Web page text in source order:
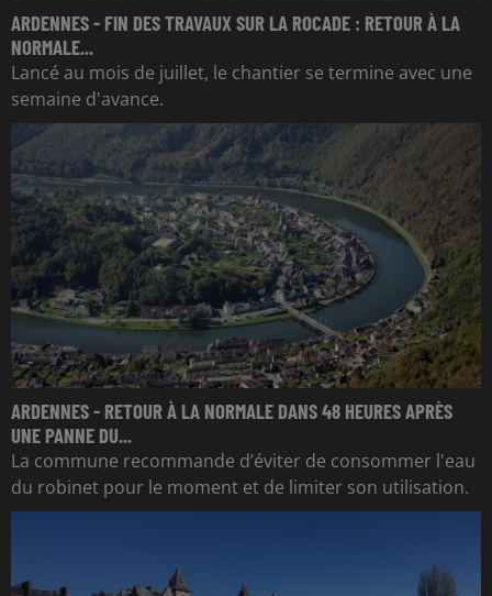
ARDENNES - FIN DES TRAVAUX SUR LA ROCADE : RETOUR À LA
NORMALE...
Lancé au mois de juillet, le chantier se termine avec une
semaine d'avance.
ARDENNES - RETOUR À LA NORMALE DANS 48 HEURES APRÈS
UNE PANNE DU...
La commune recommande d’éviter de consommer l'eau
du robinet pour le moment et de limiter son utilisation.